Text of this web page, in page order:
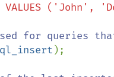
for queries
);